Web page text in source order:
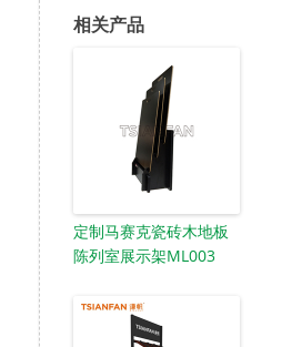
相关产品
定制马赛克瓷砖木地板
陈列室展示架ML003